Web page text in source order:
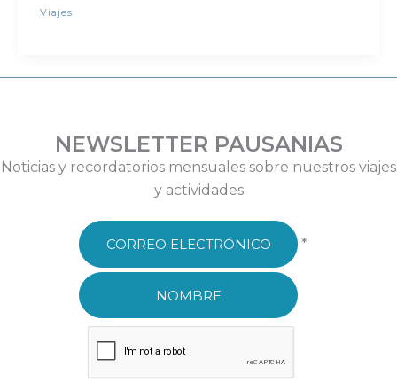
Viajes
NEWSLETTER PAUSANIAS
Noticias y recordatorios mensuales sobre nuestros viajes
y actividades
*